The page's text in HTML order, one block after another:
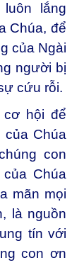
lắng
Chúa, để
của Ngài
người bị
cứu rỗi.
cơ hội để
của Chúa
con
Chúa
mãn mọi
là nguồn
tín với
con ơn